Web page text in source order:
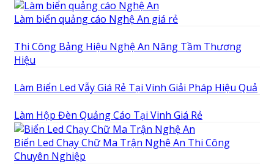
Làm biển quảng cáo Nghệ An giá rẻ
Thi Công Bảng Hiệu Nghệ An Nâng Tầm Thương
Hiệu
Làm Biển Led Vẫy Giá Rẻ Tại Vinh Giải Pháp Hiệu Quả
Làm Hộp Đèn Quảng Cáo Tại Vinh Giá Rẻ
Biển Led Chạy Chữ Ma Trận Nghệ An Thi Công
Chuyên Nghiệp